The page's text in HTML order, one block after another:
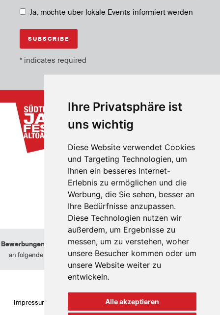
Ihre Privatsphäre ist
uns wichtig
Diese Website verwendet Cookies
und Targeting Technologien, um
Ihnen ein besseres Internet-
Erlebnis zu ermöglichen und die
Werbung, die Sie sehen, besser an
Ihre Bedürfnisse anzupassen.
Diese Technologien nutzen wir
außerdem, um Ergebnisse zu
messen, um zu verstehen, woher
unsere Besucher kommen oder um
unsere Website weiter zu
entwickeln.
Alle akzeptieren
Ja, möchte über lokale Events informiert werden
*indicates required
Bewerbungen von Künstlernkönnen nur berücksichtigt werden, wenn sie
an folgende Adresse geschickt werden:info@suedtiroljazzfestival.com
Impressum Datenschutzbestimmungen Cookie policy
Einstellungen
Transparenz